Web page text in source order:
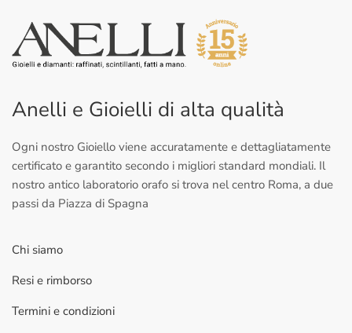
Anelli e Gioielli di alta qualità
Ogni nostro Gioiello viene accuratamente e dettagliatamente
certificato e garantito secondo i migliori standard mondiali. Il
nostro antico laboratorio orafo si trova nel centro Roma, a due
passi da Piazza di Spagna
Chi siamo
Resi e rimborso
Termini e condizioni